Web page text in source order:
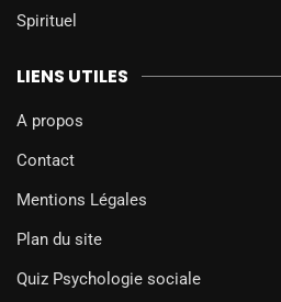
Spirituel
LIENS UTILES
A propos
Contact
Mentions Légales
Plan du site
Quiz Psychologie sociale